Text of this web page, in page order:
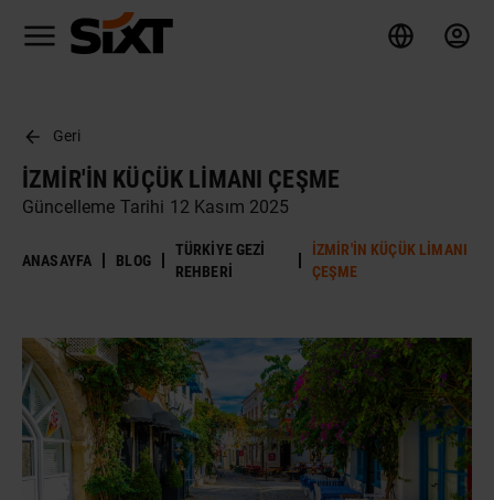
Geri
İZMIR'IN KÜÇÜK LIMANI ÇEŞME
Güncelleme Tarihi 12 Kasım 2025
ANASAYFA BLOG
TÜRKIYE GEZI
REHBERI
İZMIR'IN KÜÇÜK LIMANI
ÇEŞME